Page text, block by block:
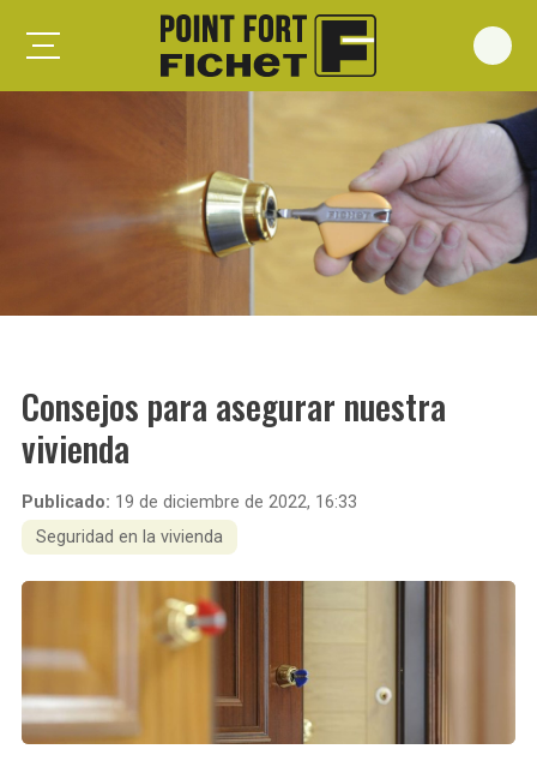
Foxeo HiS
Forges G375
Spheris Xp
Forstyl
Duo G071
Puertas trastero
Consejos para asegurar nuestra
vivienda
Publicado: 19 de diciembre de 2022, 16:33
Seguridad en la vivienda